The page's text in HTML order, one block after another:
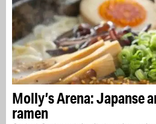
Molly’s Arena: Japanse
ramen
Op het Osdorpplein zit de enige
Nederland. Molly’s Arena
Japanse ritme- en vechtspellen...